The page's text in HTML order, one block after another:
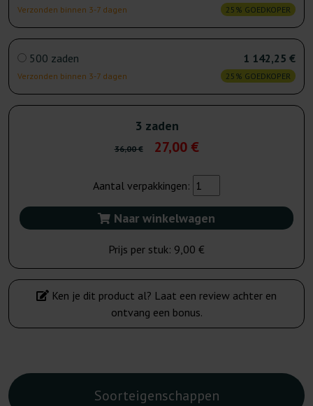
Verzonden binnen 3-7 dagen 25% GOEDKOPER
500 zaden
Verzonden binnen 3-7 dagen
1 142,25 €
25% GOEDKOPER
3 zaden
36,00 € 27,00 €
Aantal verpakkingen:
Naar winkelwagen
Prijs per stuk: 9,00 €
Ken je dit product al? Laat een review achter en
ontvang een bonus.
Soorteigenschappen